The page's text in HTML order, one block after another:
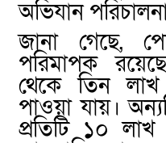
অভিযান
জানা গেছে,
পরিমাপক
থেকে তিন
পাওয়া যায়।
প্রতিটি ১০